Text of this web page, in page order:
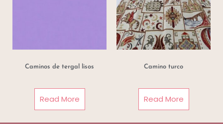
Caminos de tergal lisos
Read More
Camino turco
Read More